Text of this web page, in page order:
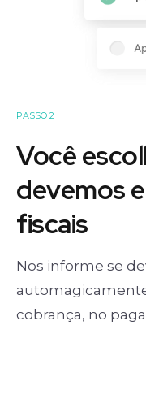
PASSO 2
Você
devemos
fiscais
Nos informe se
cobrança, no